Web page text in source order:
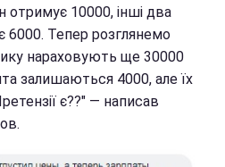
отримує 10000, інші два
6000. Тепер розглянемо
нараховують ще 30000
залишаються 4000, але їх
є??" — написав